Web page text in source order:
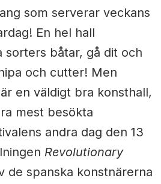
som serverar veckans
En hel hall
sorters båtar, gå dit och
och cutter! Men
en väldigt bra konsthall,
mest besökta
andra dag den 13
Revolutionary
de spanska konstnärerna